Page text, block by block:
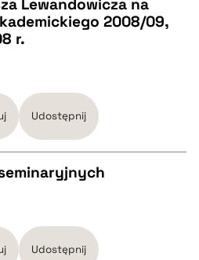
Lewandowicza na
2008/09,
r.
Udostępnij
Udostępnij